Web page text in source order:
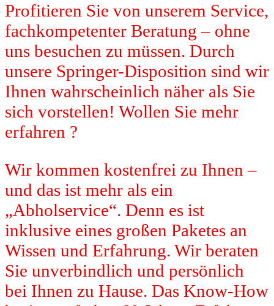
Profitieren Sie von unserem Service,
fachkompetenter Beratung – ohne
uns besuchen zu müssen. Durch
unsere Springer-Disposition sind wir
Ihnen wahrscheinlich näher als Sie
sich vorstellen! Wollen Sie mehr
erfahren ?
Wir kommen kostenfrei zu Ihnen –
und das ist mehr als ein
„Abholservice“. Denn es ist
inklusive eines großen Paketes an
Wissen und Erfahrung. Wir beraten
Sie unverbindlich und persönlich
bei Ihnen zu Hause. Das Know-How